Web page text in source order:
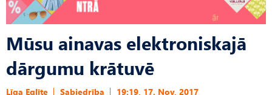
Mūsu ainavas elektroniskajā
dārgumu krātuvē
Līga Eglīte Sabiedrība 19:19, 17. Nov, 2017